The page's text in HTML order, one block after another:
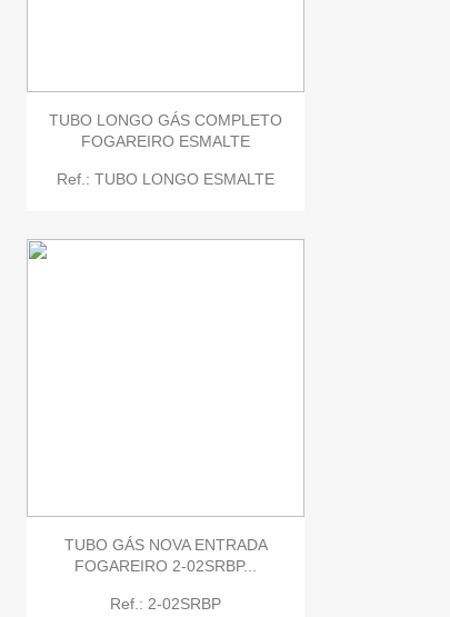
TUBO LONGO GÁS COMPLETO
FOGAREIRO ESMALTE
Ref.: TUBO LONGO ESMALTE
 Quick view
TUBO GÁS NOVA ENTRADA
FOGAREIRO 2-02SRBP...
Ref.: 2-02SRBP
 Quick view